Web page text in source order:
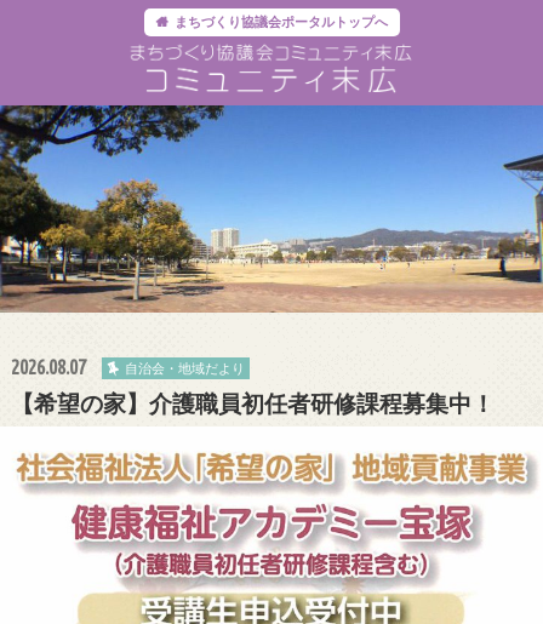
まちづくり協議会ポータルトップへ
2026.08.07 自治会・地域だより
【希望の家】介護職員初任者研修課程募集中！